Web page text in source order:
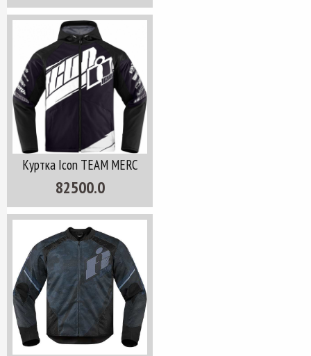
Куртка Icon TEAM MERC
82500.0